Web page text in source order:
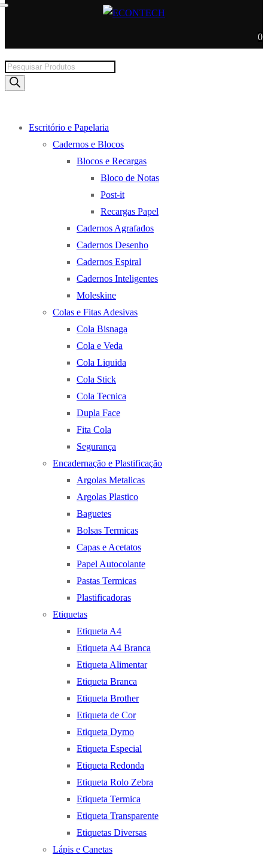
0
Products
search
Escritório e Papelaria
Cadernos e Blocos
Blocos e Recargas
Bloco de Notas
Post-it
Recargas Papel
Cadernos Agrafados
Cadernos Desenho
Cadernos Espiral
Cadernos Inteligentes
Moleskine
Colas e Fitas Adesivas
Cola Bisnaga
Cola e Veda
Cola Liquida
Cola Stick
Cola Tecnica
Dupla Face
Fita Cola
Segurança
Encadernação e Plastificação
Argolas Metalicas
Argolas Plastico
Baguetes
Bolsas Termicas
Capas e Acetatos
Papel Autocolante
Pastas Termicas
Plastificadoras
Etiquetas
Etiqueta A4
Etiqueta A4 Branca
Etiqueta Alimentar
Etiqueta Branca
Etiqueta Brother
Etiqueta de Cor
Etiqueta Dymo
Etiqueta Especial
Etiqueta Redonda
Etiqueta Rolo Zebra
Etiqueta Termica
Etiqueta Transparente
Etiquetas Diversas
Lápis e Canetas